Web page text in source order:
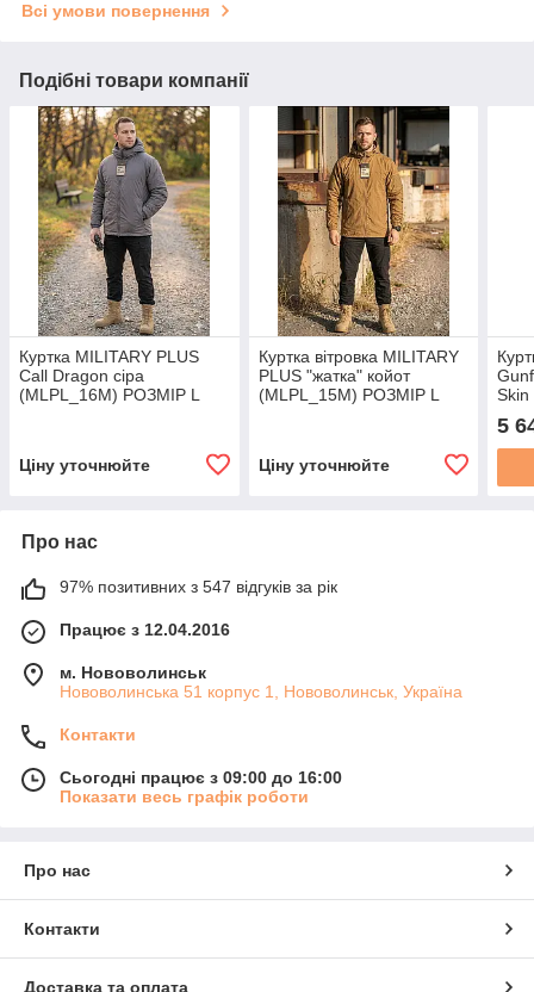
Всі умови повернення
Подібні товари компанії
Куртка MILITARY PLUS
Call Dragon сіра
(MLPL_16M) РОЗМІР L
Ціну уточнюйте
Куртка вітровка MILITARY
PLUS "жатка" койот
(MLPL_15M) РОЗМІР L
Ціну уточнюйте
Skin
5
Про нас
97% позитивних з 547 відгуків за рік
Працює з 12.04.2016
м. Нововолинськ
Нововолинська 51 корпус 1, Нововолинськ, Україна
Контакти
Сьогодні працює з 09:00 до 16:00
Показати весь графік роботи
Про нас
Контакти
Доставка та оплата